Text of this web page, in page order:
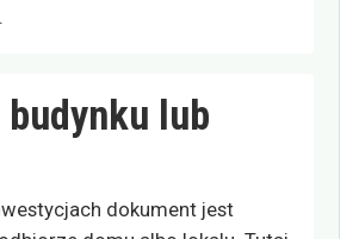
budynku lub
dokument jest